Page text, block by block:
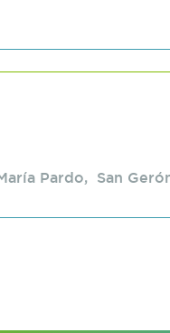
Pardo, San